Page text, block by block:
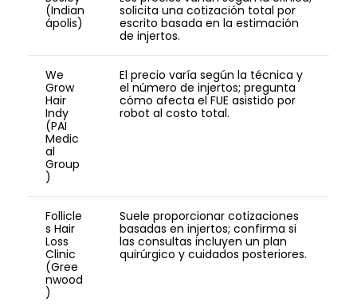
(Indian
ápolis)
solicita una cotización total por
escrito basada en la estimación
de injertos.
We
Grow
Hair
Indy
(PAI
Medic
al
Group
)
El precio varía según la técnica y
el número de injertos; pregunta
cómo afecta el FUE asistido por
robot al costo total.
Follicle
s Hair
Loss
Clinic
(Gree
nwood
)
Suele proporcionar cotizaciones
basadas en injertos; confirma si
las consultas incluyen un plan
quirúrgico y cuidados posteriores.